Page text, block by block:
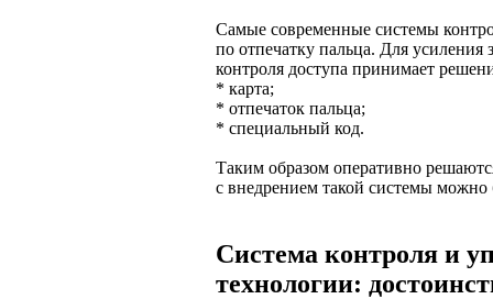
Самые современные системы
по отпечатку пальца. Для усиления
контроля доступа принимает
* карта;
* отпечаток пальца;
* специальный код.
Таким образом оперативно
с внедрением такой системы можно
Система контроля и
технологии: